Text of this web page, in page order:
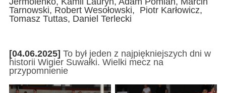
Tarnowski, Robert Wesołowski, Piotr Karłowicz,
Tomasz Tuttas, Daniel Terlecki
[04.06.2025] To był jeden z najpiękniejszych dni w
historii Wigier Suwałki. Wielki mecz na
przypomnienie